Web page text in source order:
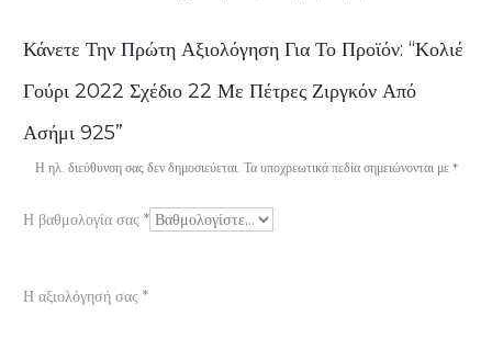
Α
ξ
ι
ο
λ
γ
Κάνετε Την Πρώτη Αξιολόγηση Για Το Προϊόν: “Κολιέ
Γούρι 2022 Σχέδιο 22 Με Πέτρες Ζιργκόν Από
Ασήμι 925”
Η ηλ. διεύθυνση σας δεν δημοσιεύεται. Τα υποχρεωτικά πεδία σημειώνονται με *
Η βαθμολογία σας *
Η αξιολόγησή σας *